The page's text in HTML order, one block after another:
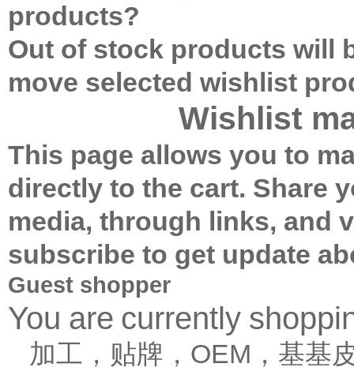
products?
Out of stock products will
move selected wishlist
Wishlist
This page allows you to
directly to the cart. Share
media, through links, and
subscribe to get update
Guest shopper
You are currently
加工，贴牌，OEM，基基